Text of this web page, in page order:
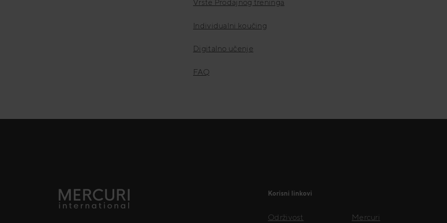
Vrste Prodajnog treninga
Individualni koučing
Digitalno učenje
FAQ
Korisni linkovi
Održivost Mercuri